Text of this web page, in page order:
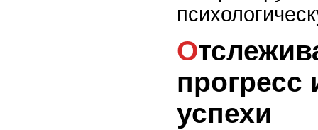
Отслеживайте свой
прогресс
успехи